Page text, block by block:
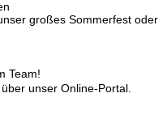
großes Sommerfest oder
Team!
unser Online-Portal.